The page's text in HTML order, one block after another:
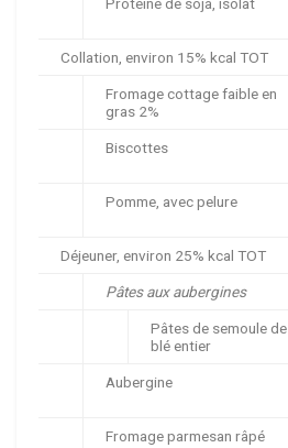
Protéine de soja, isolat
Collation, environ 15% kcal TOT
Fromage cottage faible en
gras 2%
Biscottes
Pomme, avec pelure
Déjeuner, environ 25% kcal TOT
Pâtes aux aubergines
Pâtes de semoule de
blé entier
Aubergine
Fromage parmesan râpé